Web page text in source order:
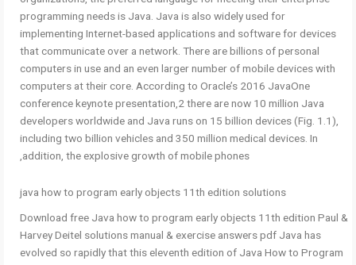
programming needs is Java. Java is also widely used for
implementing Internet-based applications and software for devices
that communicate over a network. There are billions of personal
computers in use and an even larger number of mobile devices with
computers at their core. According to Oracle’s 2016 JavaOne
conference keynote presentation,2 there are now 10 million Java
developers worldwide and Java runs on 15 billion devices (Fig. 1.1),
including two billion vehicles and 350 million medical devices. In
addition, the explosive growth of mobile phones,
java how to program early objects 11th edition solutions
Download free Java how to program early objects 11th edition Paul &
Harvey Deitel solutions manual & exercise answers pdf Java has
evolved so rapidly that this eleventh edition of Java How to Program